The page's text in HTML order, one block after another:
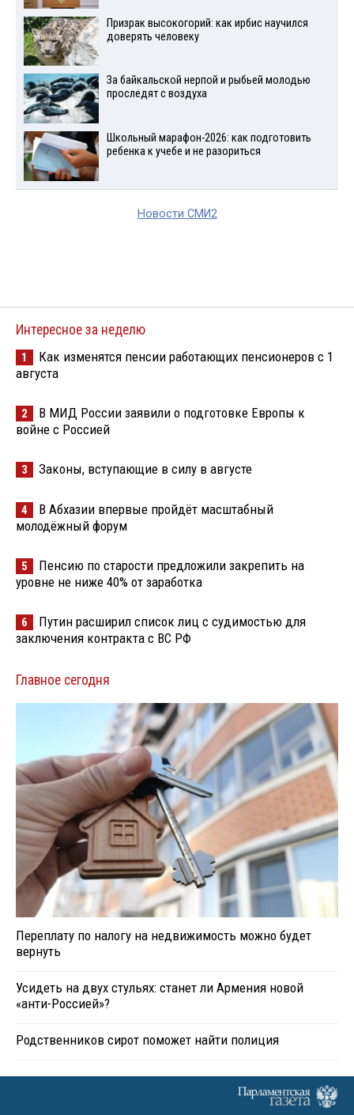
Призрак высокогорий: как ирбис научился
доверять человеку
За байкальской нерпой и рыбьей молодью
проследят с воздуха
Школьный марафон-2026: как подготовить
ребенка к учебе и не разориться
Новости СМИ2
Интересное за неделю
1
Как изменятся пенсии работающих пенсионеров с 1
августа
2
В МИД России заявили о подготовке Европы к
войне с Россией
3 Законы, вступающие в силу в августе
4
В Абхазии впервые пройдёт масштабный
молодёжный форум
5
Пенсию по старости предложили закрепить на
уровне не ниже 40% от заработка
6
Путин расширил список лиц с судимостью для
заключения контракта с ВС РФ
Главное сегодня
Переплату по налогу на недвижимость можно будет
вернуть
Усидеть на двух стульях: станет ли Армения новой
«анти-Россией»?
Родственников сирот поможет найти полиция